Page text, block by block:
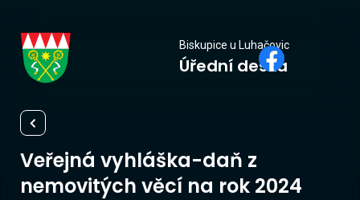
Biskupice u Luhačovic
Úřední deska
Veřejná vyhláška-daň z
nemovitých věcí na rok 2024